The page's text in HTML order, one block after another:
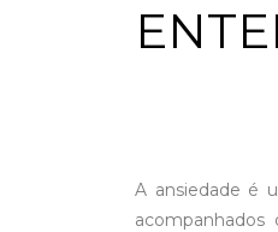
A ansiedade é